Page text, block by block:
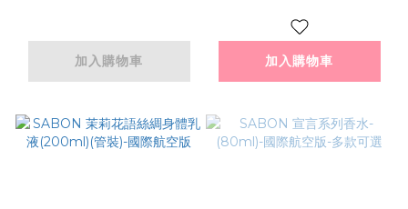
加入購物車 加入購物車